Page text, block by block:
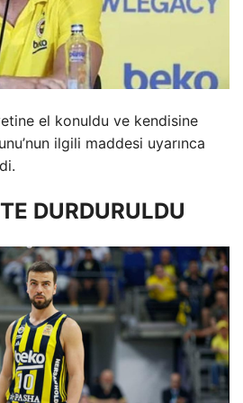
el konuldu ve kendisine
ilgili maddesi uyarınca
DURDURULDU